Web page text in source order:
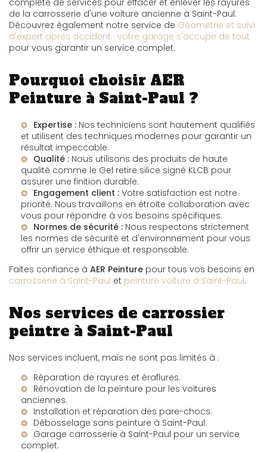
complète de services pour effacer et enlever les rayures
de la carrosserie d'une voiture ancienne à Saint-Paul.
Découvrez également notre service de Géométrie et suivi
d'expert après accident : votre garage s'occupe de tout
pour vous garantir un service complet.
Pourquoi choisir AER
Peinture à Saint-Paul ?
Expertise : Nos techniciens sont hautement qualifiés
et utilisent des techniques modernes pour garantir un
résultat impeccable.
Qualité : Nous utilisons des produits de haute
qualité comme le Gel retire silice signé KLCB pour
assurer une finition durable.
Engagement client : Votre satisfaction est notre
priorité. Nous travaillons en étroite collaboration avec
vous pour répondre à vos besoins spécifiques.
Normes de sécurité : Nous respectons strictement
les normes de sécurité et d'environnement pour vous
offrir un service éthique et responsable.
Faites confiance à AER Peinture pour tous vos besoins en
carrosserie à Saint-Paul et peinture voiture à Saint-Paul.
Nos services de carrossier
peintre à Saint-Paul
Nos services incluent, mais ne sont pas limités à :
Réparation de rayures et éraflures.
Rénovation de la peinture pour les voitures
anciennes.
Installation et réparation des pare-chocs.
Débosselage sans peinture à Saint-Paul.
Garage carrosserie à Saint-Paul pour un service
complet.